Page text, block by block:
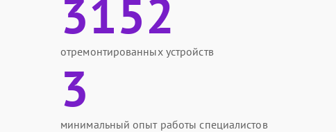
3152
отремонтированных устройств
3
минимальный опыт работы специалистов